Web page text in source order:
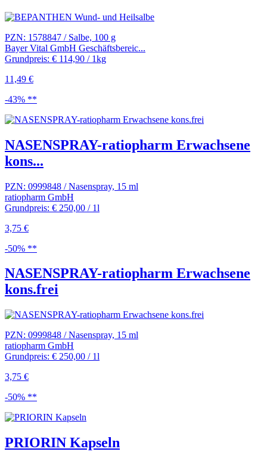
PZN: 1578847 / Salbe, 100 g
Bayer Vital GmbH Geschäftsbereic...
Grundpreis: € 114,90 / 1kg
11,49 €
-43% **
NASENSPRAY-ratiopharm Erwachsene
kons...
PZN: 0999848 / Nasenspray, 15 ml
ratiopharm GmbH
Grundpreis: € 250,00 / 1l
3,75 €
-50% **
NASENSPRAY-ratiopharm Erwachsene
kons.frei
PZN: 0999848 / Nasenspray, 15 ml
ratiopharm GmbH
Grundpreis: € 250,00 / 1l
3,75 €
-50% **
PRIORIN Kapseln